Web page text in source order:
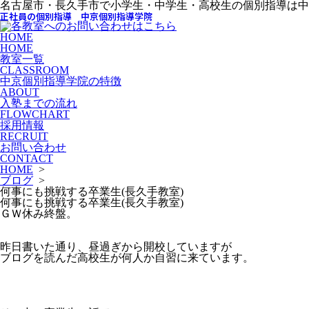
名古屋市・長久手市で小学生・中学生・高校生の個別指導は中
正社員の個別指導 中京個別指導学院
HOME
HOME
教室一覧
CLASSROOM
中京個別指導学院の特徴
ABOUT
入塾までの流れ
FLOWCHART
採用情報
RECRUIT
お問い合わせ
CONTACT
HOME >
ブログ >
何事にも挑戦する卒業生(長久手教室)
何事にも挑戦する卒業生(長久手教室)
ＧＷ休み終盤。
昨日書いた通り、昼過ぎから開校していますが
ブログを読んだ高校生が何人か自習に来ています。